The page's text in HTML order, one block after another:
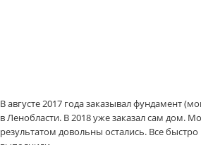
В августе 2017 года заказывал фундамент
в Ленобласти. В 2018 уже заказал сам дом.
результатом довольны остались. Все